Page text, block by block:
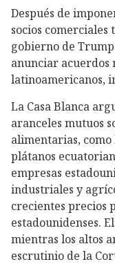
Después de
socios
gobierno de
anunciar acuerdos
latinoamericanos,
La Casa Blanca
aranceles mutuos
alimentarias,
plátanos
empresas
industriales y
crecientes precios
estadounidenses.
mientras los altos
escrutinio de la